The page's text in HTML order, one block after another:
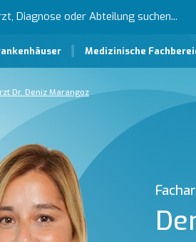
Medizinische
Dr. Deniz Marangoz